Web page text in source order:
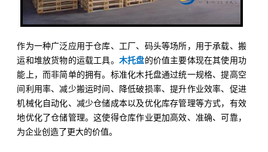
作为一种广泛应用于仓库、工厂、码头等场所，用于承载、搬
运和堆放货物的运载工具。 木托盘的价值主要体现在其使用功
能上，而非简单的拥有。标准化木托盘通过统一规格、提高空
间利用率、减少搬运时间、降低破损率、提升作业效率、促进
机械化自动化、减少仓储成本以及优化库存管理等方式，有效
地优化了仓储管理。这使得仓库作业更加高效、准确、可靠，
为企业创造了更大的价值。